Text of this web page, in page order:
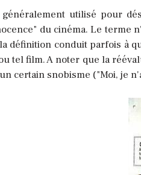
utilisé pour
du cinéma. Le terme
définition conduit parfois à
tel film. A noter que la
certain snobisme ("Moi, je